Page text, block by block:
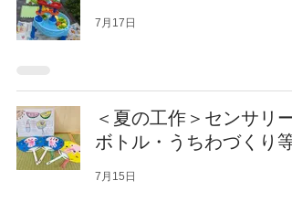
7月17日
＜夏の工作＞センサリー
ボトル・うちわづくり等
7月15日